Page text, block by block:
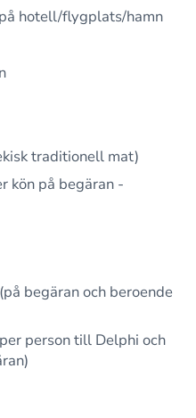
hotell/flygplats/hamn
traditionell mat)
kön på begäran -
begäran och beroende
person till Delphi och